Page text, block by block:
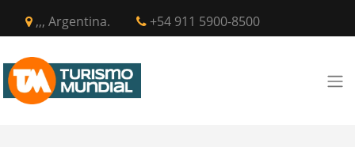
,,, Argentina. +54 911 5900-8500